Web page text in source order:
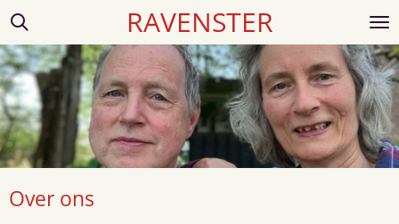
Ga
naar
de
hoofdinhoud
RAVENSTER
Over ons